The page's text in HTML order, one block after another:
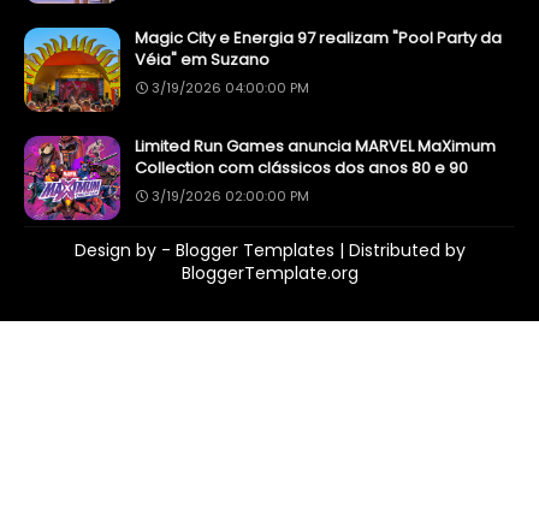
Magic City e Energia 97 realizam "Pool Party da
Véia" em Suzano
3/19/2026 04:00:00 PM
Limited Run Games anuncia MARVEL MaXimum
Collection com clássicos dos anos 80 e 90
3/19/2026 02:00:00 PM
Design by - Blogger Templates | Distributed by
BloggerTemplate.org